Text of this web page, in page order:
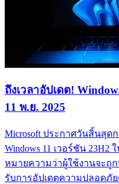
ถึงเวลาอัปเดต!
11 พ.ย. 2025
Microsoft ประกาศวันสิ้นสุด
Windows 11 เวอร์ชัน 23H2
หมายความว่าผู้ใช้งานจะถู
รับการอัปเดตความปลอดภัย